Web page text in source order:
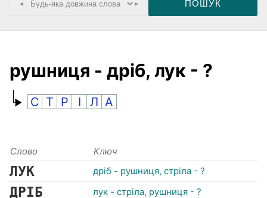
◂ ▸
рушниця - дріб, лук - ?
С Т Р І Л А
Слово Ключ
ЛУК дріб - рушниця, стріла - ?
ДРІБ лук - стріла, рушниця - ?